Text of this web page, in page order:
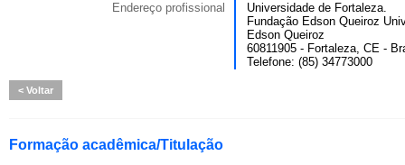
Endereço profissional
Universidade de Fortaleza.
Fundação Edson Queiroz
Edson Queiroz
60811905 - Fortaleza, CE -
Telefone: (85) 34773000
Voltar
Formação acadêmica/Titulação